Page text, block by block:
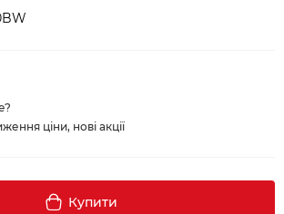
ціни, нові акції
Купити